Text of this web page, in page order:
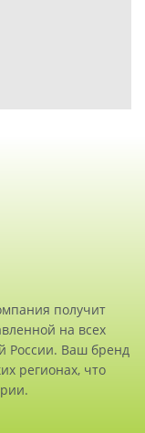
получит
на всех
России. Ваш бренд
регионах, что